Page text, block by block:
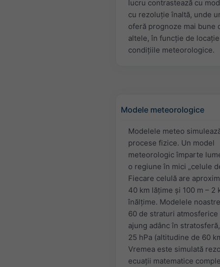
lucru contrastează cu
cu rezoluție înaltă, unde
oferă prognoze mai bune
altele, în funcție de
condițiile meteorologice.
Modele meteorologice
Modelele meteo
procese fizice. Un model
meteorologic împarte
o regiune în mici „celule
Fiecare celulă are
40 km lăţime şi 100 m – 2
înălţime. Modelele
60 de straturi atmosferice
ajung adânc în
25 hPa (altitudine de 60
Vremea este simulată
ecuaţii matematice